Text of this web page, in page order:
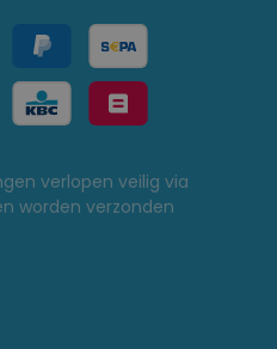
verlopen veilig via
worden verzonden